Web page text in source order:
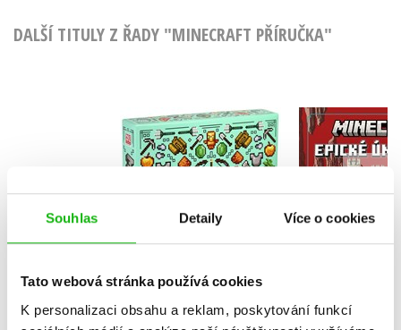
Souhlas Detaily Více o cookies
Tato webová stránka používá cookies
K personalizaci obsahu a reklam, poskytování funkcí
DALŠÍ TITULY Z ŘADY "MINECRAFT PŘÍRUČKA"
Minecraft - Dárková
kolekce pro přežití
599 Kč
479 Kč
Minecraft